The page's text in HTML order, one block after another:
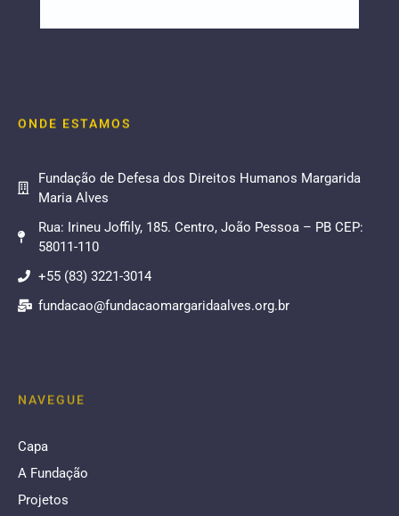
ONDE ESTAMOS
Fundação de Defesa dos Direitos Humanos Margarida
Maria Alves
Rua: Irineu Joffily, 185. Centro, João Pessoa – PB CEP:
58011-110
+55 (83) 3221-3014
fundacao@fundacaomargaridaalves.org.br
NAVEGUE
Capa
A Fundação
Projetos